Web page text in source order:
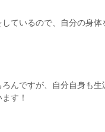
ているので、自分の身
んですが、自分自身も
す！